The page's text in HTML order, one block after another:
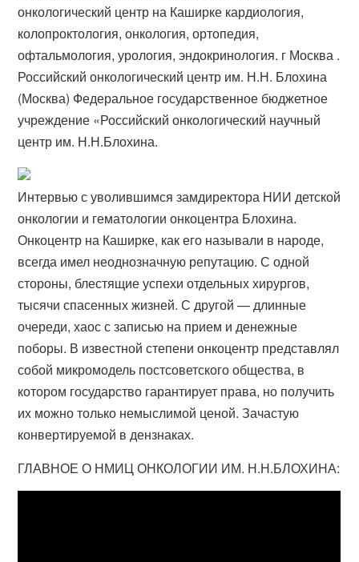
онкологический центр на Каширке кардиология,
колопроктология, онкология, ортопедия,
офтальмология, урология, эндокринология. г Москва .
Российский онкологический центр им. Н.Н. Блохина
(Москва) Федеральное государственное бюджетное
учреждение «Российский онкологический научный
центр им. Н.Н.Блохина.
Интервью с уволившимся замдиректора НИИ детской
онкологии и гематологии онкоцентра Блохина.
Онкоцентр на Каширке, как его называли в народе,
всегда имел неоднозначную репутацию. С одной
стороны, блестящие успехи отдельных хирургов,
тысячи спасенных жизней. С другой — длинные
очереди, хаос с записью на прием и денежные
поборы. В известной степени онкоцентр представлял
собой микромодель постсоветского общества, в
котором государство гарантирует права, но получить
их можно только немыслимой ценой. Зачастую
конвертируемой в дензнаках.
ГЛАВНОЕ О НМИЦ ОНКОЛОГИИ ИМ. Н.Н.БЛОХИНА: